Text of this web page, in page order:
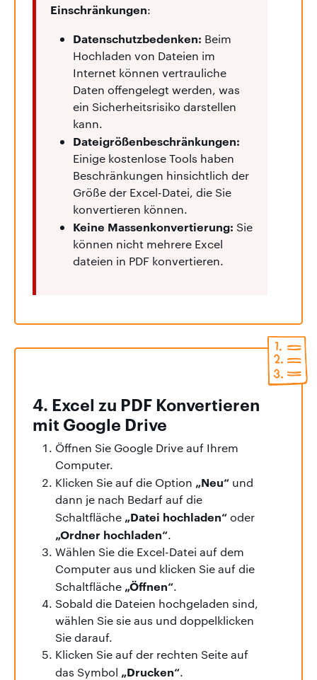
Einschränkungen:
Datenschutzbedenken: Beim
Hochladen von Dateien im
Internet können vertrauliche
Daten offengelegt werden, was
ein Sicherheitsrisiko darstellen
kann.
Dateigrößenbeschränkungen:
Einige kostenlose Tools haben
Beschränkungen hinsichtlich der
Größe der Excel-Datei, die Sie
konvertieren können.
Keine Massenkonvertierung: Sie
können nicht mehrere Excel
dateien in PDF konvertieren.
4. Excel zu PDF Konvertieren
mit Google Drive
Öffnen Sie Google Drive auf Ihrem
Computer.
Klicken Sie auf die Option „Neu“ und
dann je nach Bedarf auf die
Schaltfläche „Datei hochladen“oder
„Ordner hochladen“.
Wählen Sie die Excel-Datei auf dem
Computer aus und klicken Sie auf die
Schaltfläche „Öffnen“.
Sobald die Dateien hochgeladen sind,
wählen Sie sie aus und doppelklicken
Sie darauf.
Klicken Sie auf der rechten Seite auf
das Symbol „Drucken“.